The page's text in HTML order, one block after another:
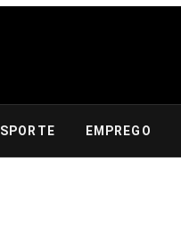
EMPREGO